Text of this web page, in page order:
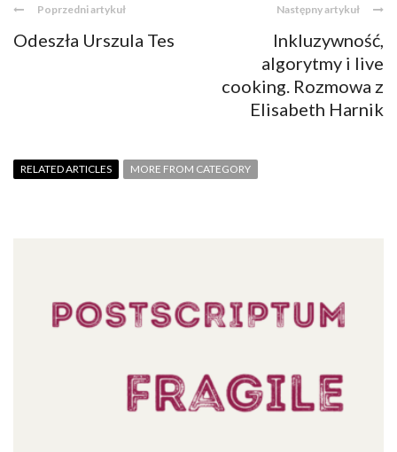
Poprzedni artykuł
Odeszła Urszula Tes
Następny artykuł
Inkluzywność,
algorytmy i live
cooking. Rozmowa z
Elisabeth Harnik
RELATED ARTICLES MORE FROM CATEGORY